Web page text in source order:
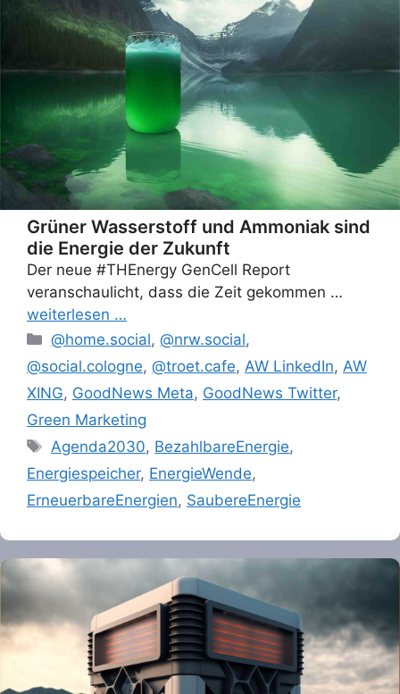
Grüner Wasserstoff und Ammoniak sind
die Energie der Zukunft
Der neue #THEnergy GenCell Report
veranschaulicht, dass die Zeit gekommen …
weiterlesen …
Categories
@home.social,@nrw.social,
@social.cologne, @troet.cafe, AW LinkedIn, AW
XING, GoodNews Meta, GoodNews Twitter,
Green Marketing
Tags
Agenda2030, BezahlbareEnergie,
Energiespeicher, EnergieWende,
ErneuerbareEnergien, SaubereEnergie